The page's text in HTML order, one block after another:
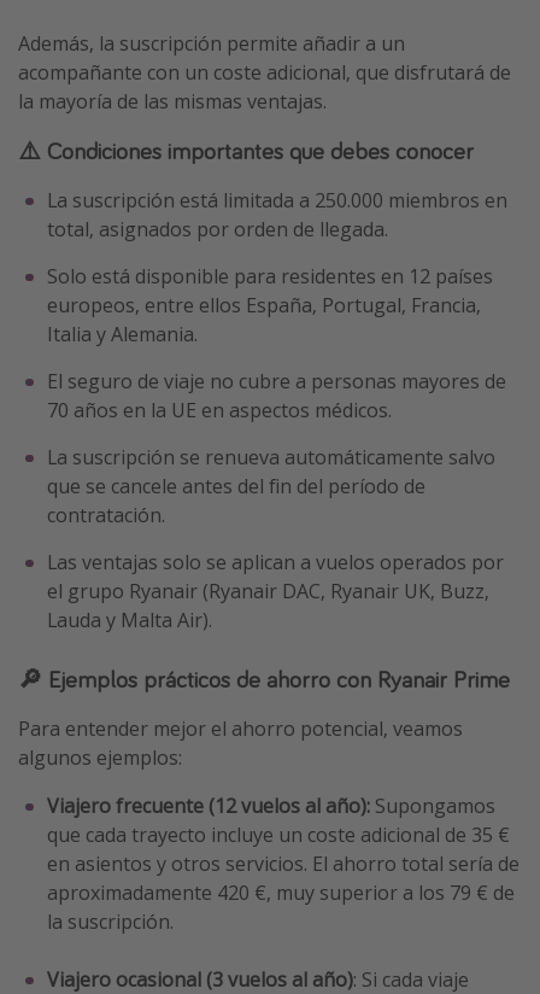
Además, la suscripción permite añadir a un
acompañante con un coste adicional, que disfrutará de
la mayoría de las mismas ventajas.
⚠️ Condiciones importantes que debes conocer
La suscripción está limitada a 250.000 miembros en
total, asignados por orden de llegada.
Solo está disponible para residentes en 12 países
europeos, entre ellos España, Portugal, Francia,
Italia y Alemania.
El seguro de viaje no cubre a personas mayores de
70 años en la UE en aspectos médicos.
La suscripción se renueva automáticamente salvo
que se cancele antes del fin del período de
contratación.
Las ventajas solo se aplican a vuelos operados por
el grupo Ryanair (Ryanair DAC, Ryanair UK, Buzz,
Lauda y Malta Air).
🔎 Ejemplos prácticos de ahorro con Ryanair Prime
Para entender mejor el ahorro potencial, veamos
algunos ejemplos:
Viajero frecuente (12 vuelos al año): Supongamos
que cada trayecto incluye un coste adicional de 35 €
en asientos y otros servicios. El ahorro total sería de
aproximadamente 420 €, muy superior a los 79 € de
la suscripción.
Viajero ocasional (3 vuelos al año): Si cada viaje